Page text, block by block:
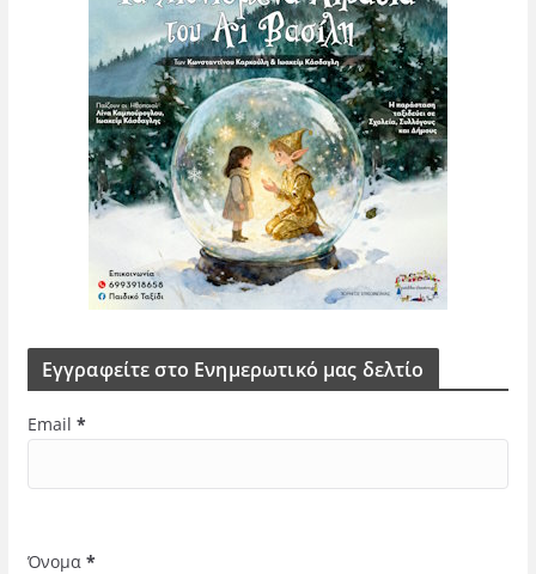
Εγγραφείτε στο Ενημερωτικό μας δελτίο
Email *
Όνομα *